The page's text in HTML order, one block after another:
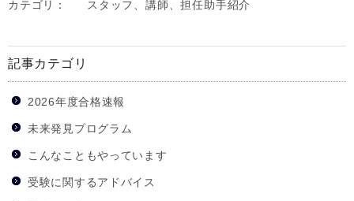
カテゴリ： スタッフ、講師、担任助手紹介
記事カテゴリ
2026年度合格速報
未来発見プログラム
こんなこともやっています
受験に関するアドバイス